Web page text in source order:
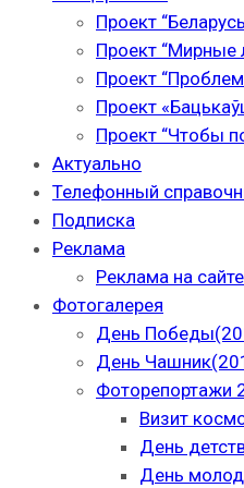
Проект
Проект “Мирные
Проект
Проект
Проект “Чтобы
Актуально
Телефонный
Подписка
Реклама
Реклама на сайте
Фотогалерея
День
День
Фоторепортажи
Визит
День
День